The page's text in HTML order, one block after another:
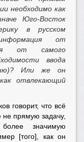
необходимо как
Юго-Восток
в русском
от
от самого
ввода
Или же он
отвлекающий
говорит, что всё
прямую задачу,
значимую
[того], как он